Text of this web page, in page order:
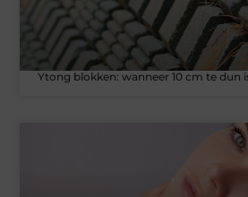
Ytong blokken: wanneer 10 cm te dun